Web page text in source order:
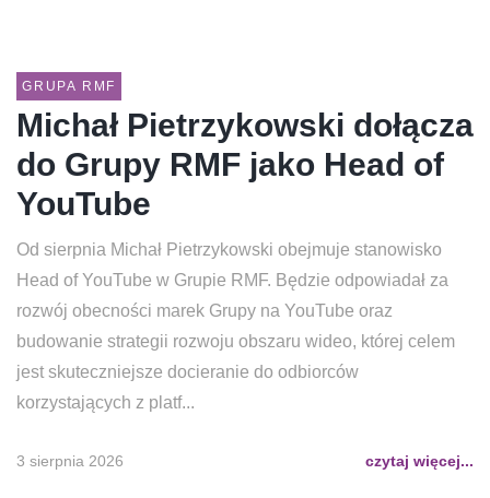
GRUPA RMF
Michał Pietrzykowski dołącza
do Grupy RMF jako Head of
YouTube
Od sierpnia Michał Pietrzykowski obejmuje stanowisko
Head of YouTube w Grupie RMF. Będzie odpowiadał za
rozwój obecności marek Grupy na YouTube oraz
budowanie strategii rozwoju obszaru wideo, której celem
jest skuteczniejsze docieranie do odbiorców
korzystających z platf...
3 sierpnia 2026 czytaj więcej...